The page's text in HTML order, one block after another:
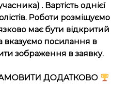
. Вартість однієї
Роботи розміщуємо
має бути відкритий
вказуємо посилання в
зображення в заявку.
ДОДАТКОВО